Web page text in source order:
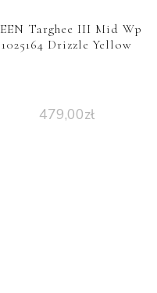
Targhee III Mid Wp
1025164 Drizzle Yellow
479,00zł